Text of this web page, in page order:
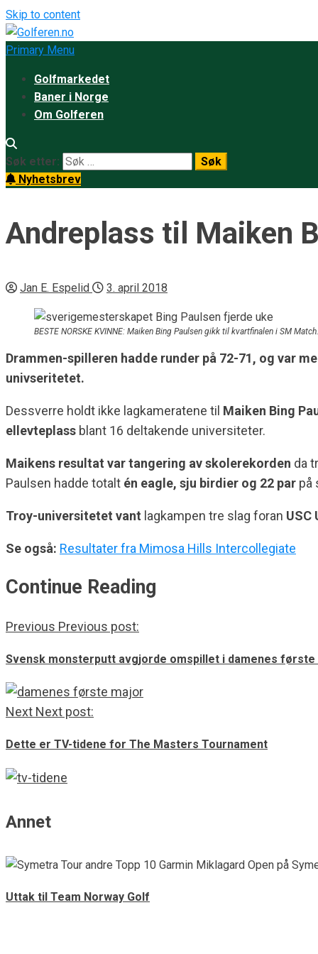
Skip to content
Primary Menu
Golfmarkedet
Baner i Norge
Om Golferen
Søk etter:
Nyhetsbrev
Andreplass til Maiken
Jan E. Espelid 3. april 2018
BESTE NORSKE KVINNE: Maiken Bing Paulsen gikk til kvartfinalen i SM
Drammen-spilleren hadde runder på 72-71, og var
univseritetet.
Dessverre holdt ikke lagkameratene til Maiken Bing
ellevteplass blant 16 deltakende universiteter.
Maikens resultat var tangering av skolerekorden da
Paulsen hadde totalt én eagle, sju birdier og 22 par på
Troy-universitetet vant lagkampen tre slag foran USC
Se også: Resultater fra Mimosa Hills Intercollegiate
Continue Reading
Previous Previous post:
Svensk monsterputt avgjorde omspillet i damenes første
Next Next post:
Dette er TV-tidene for The Masters Tournament
Annet
Uttak til Team Norway Golf